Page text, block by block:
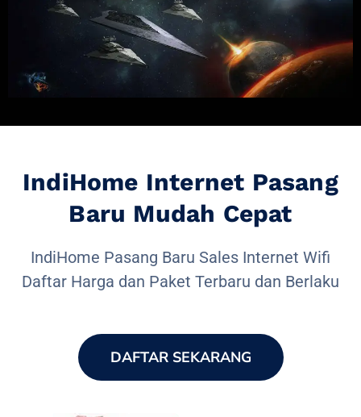
IndiHome Internet Pasang
Baru Mudah Cepat
IndiHome Pasang Baru Sales Internet Wifi
Daftar Harga dan Paket Terbaru dan Berlaku
DAFTAR SEKARANG